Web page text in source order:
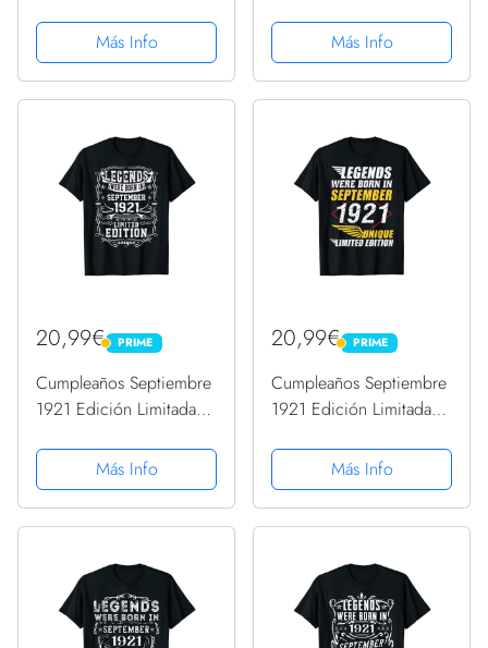
Más Info
Más Info
20,99€ PRIME
PRIME
Cumpleaños Septiembre
1921 Edición Limitada
Más Info
20,99€ PRIME
PRIME
Cumpleaños Septiembre
1921 Edición Limitada
Más Info